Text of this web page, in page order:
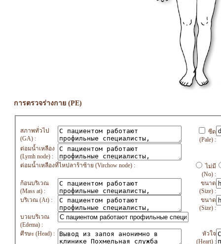
การตรวจร่างกาย (PE)
สภาพทั่วไป
(GA) :
ซีด
(Pale) :
ต่อมน้ำเหลือง
(Lymh node) :
ต่อมน้ำเหลืองที่ไหปลาร้าซ้าย (Virchow node) :
ไม่มี
(No) :
ก้อนบริเวณ
(Mass at) :
ขนาด
(Size) :
บริเวณ (At) :
ขนาด
(Size) :
บวมบริเวณ
(Edema) :
ศีรษะ (Head) :
หัวใจ
(Heart) :